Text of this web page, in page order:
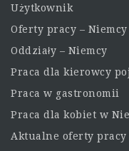
Użytkownik
Oferty pracy – Niemcy
Oddziały – Niemcy
Praca dla kierowcy
Praca w gastronomii
Praca dla kobiet w
Aktualne oferty pracy